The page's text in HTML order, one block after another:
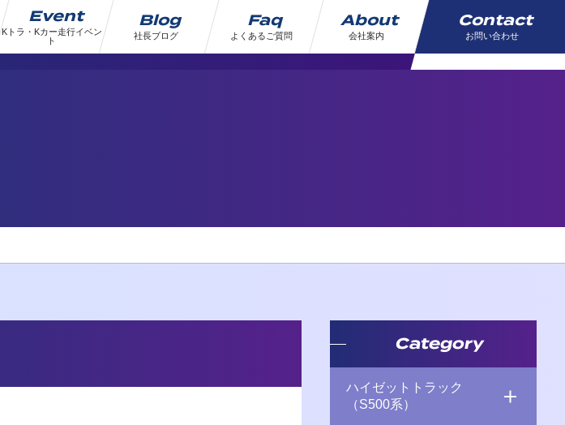
Event
Kトラ・Kカー走行イベン
ト
Blog
社長ブログ
Faq
よくあるご質問
About
会社案内
Contact
お問い合わせ
Category
ハイゼットトラック
（S500系）